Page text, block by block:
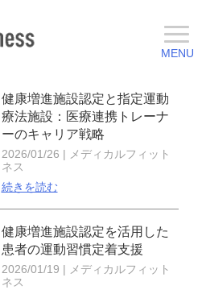
健康増進施設認定と指定運動
療法施設：医療連携トレーナ
ーのキャリア戦略
2026/01/26 | メディカルフィット
ネス
続きを読む
健康増進施設認定を活用した
患者の運動習慣定着支援
2026/01/19 | メディカルフィット
ネス